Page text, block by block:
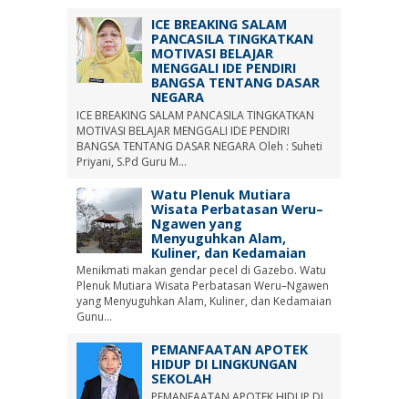
ICE BREAKING SALAM
PANCASILA TINGKATKAN
MOTIVASI BELAJAR
MENGGALI IDE PENDIRI
BANGSA TENTANG DASAR
NEGARA
ICE BREAKING SALAM PANCASILA TINGKATKAN
MOTIVASI BELAJAR MENGGALI IDE PENDIRI
BANGSA TENTANG DASAR NEGARA Oleh : Suheti
Priyani, S.Pd Guru M...
Watu Plenuk Mutiara
Wisata Perbatasan Weru–
Ngawen yang
Menyuguhkan Alam,
Kuliner, dan Kedamaian
Menikmati makan gendar pecel di Gazebo. Watu
Plenuk Mutiara Wisata Perbatasan Weru–Ngawen
yang Menyuguhkan Alam, Kuliner, dan Kedamaian
Gunu...
PEMANFAATAN APOTEK
HIDUP DI LINGKUNGAN
SEKOLAH